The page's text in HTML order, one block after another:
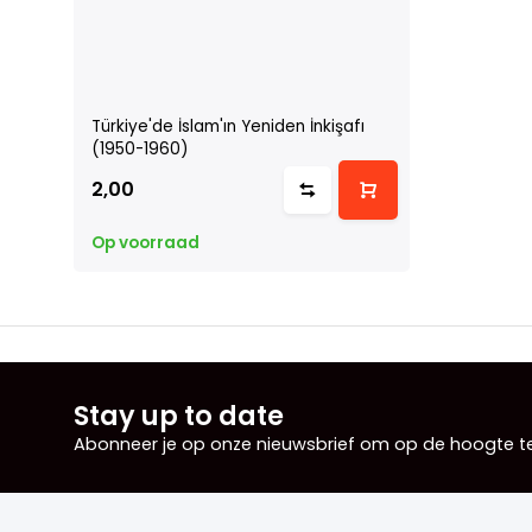
Türkiye'de İslam'ın Yeniden İnkişafı
(1950-1960)
2,00
Op voorraad
Stay up to date
Abonneer je op onze nieuwsbrief om op de hoogte